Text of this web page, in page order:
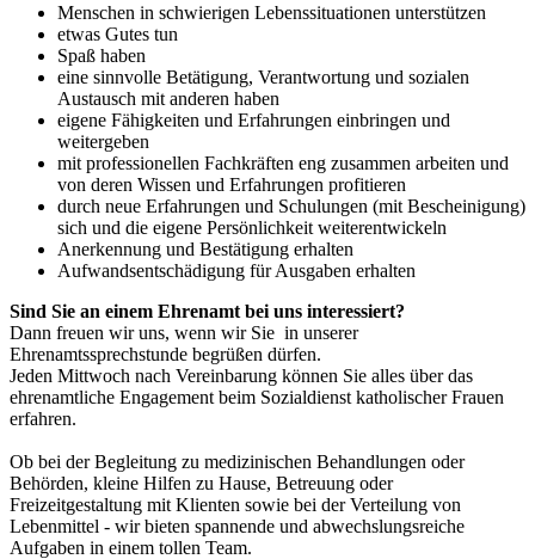
Menschen in schwierigen Lebenssituationen unterstützen
etwas Gutes tun
Spaß haben
eine sinnvolle Betätigung, Verantwortung und sozialen
Austausch mit anderen haben
eigene Fähigkeiten und Erfahrungen einbringen und
weitergeben
mit professionellen Fachkräften eng zusammen arbeiten und
von deren Wissen und Erfahrungen profitieren
durch neue Erfahrungen und Schulungen (mit Bescheinigung)
sich und die eigene Persönlichkeit weiterentwickeln
Anerkennung und Bestätigung erhalten
Aufwandsentschädigung für Ausgaben erhalten
Sind Sie an einem Ehrenamt bei uns interessiert?
Dann freuen wir uns, wenn wir Sie in unserer
Ehrenamtssprechstunde begrüßen dürfen.
Jeden Mittwoch nach Vereinbarung können Sie alles über das
ehrenamtliche Engagement beim Sozialdienst katholischer Frauen
erfahren.
Ob bei der Begleitung zu medizinischen Behandlungen oder
Behörden, kleine Hilfen zu Hause, Betreuung oder
Freizeitgestaltung mit Klienten sowie bei der Verteilung von
Lebenmittel - wir bieten spannende und abwechslungsreiche
Aufgaben in einem tollen Team.